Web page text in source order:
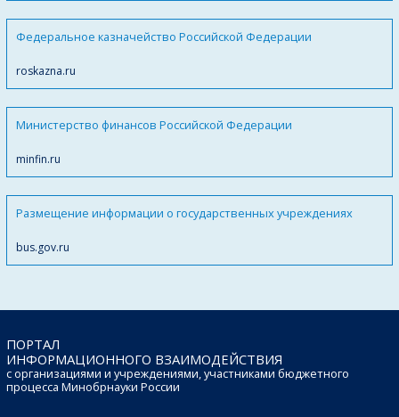
Федеральное казначейство Российской Федерации
roskazna.ru
Министерство финансов Российской Федерации
minfin.ru
Размещение информации о государственных учреждениях
bus.gov.ru
ПОРТАЛ
ИНФОРМАЦИОННОГО ВЗАИМОДЕЙСТВИЯ
с организациями и учреждениями, участниками бюджетного
процесса Минобрнауки России